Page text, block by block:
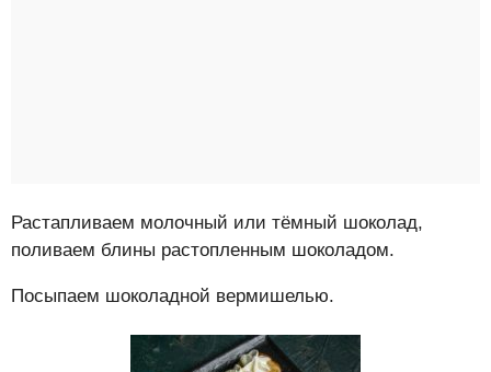
Растапливаем молочный или тёмный шоколад,
поливаем блины растопленным шоколадом.
Посыпаем шоколадной вермишелью.